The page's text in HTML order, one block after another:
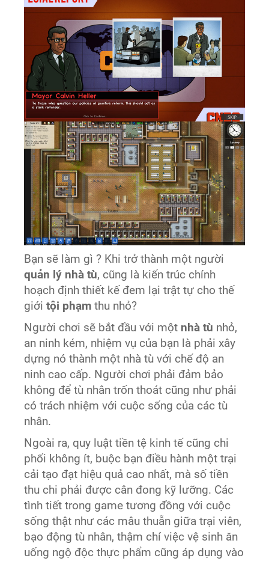
Bạn sẽ làm gì ? Khi trở thành một người
quản lý nhà tù, cũng là kiến trúc chính
hoạch định thiết kế đem lại trật tự cho thế
giớitội phạmthu nhỏ?
Người chơi sẽ bắt đầu với một nhà tù nhỏ,
an ninh kém, nhiệm vụ của bạn là phải xây
dựng nó thành một nhà tù với chế độ an
ninh cao cấp. Người chơi phải đảm bảo
không để tù nhân trốn thoát cũng như phải
có trách nhiệm với cuộc sống của các tù
nhân.
Ngoài ra, quy luật tiền tệ kinh tế cũng chi
phối không ít, buộc bạn điều hành một trại
cải tạo đạt hiệu quả cao nhất, mà số tiền
thu chi phải được cân đong kỹ lưỡng. Các
tình tiết trong game tương đồng với cuộc
sống thật như các mâu thuẫn giữa trại viên,
bạo động tù nhân, thậm chí việc vệ sinh ăn
uống ngộ độc thực phẩm cũng áp dụng vào